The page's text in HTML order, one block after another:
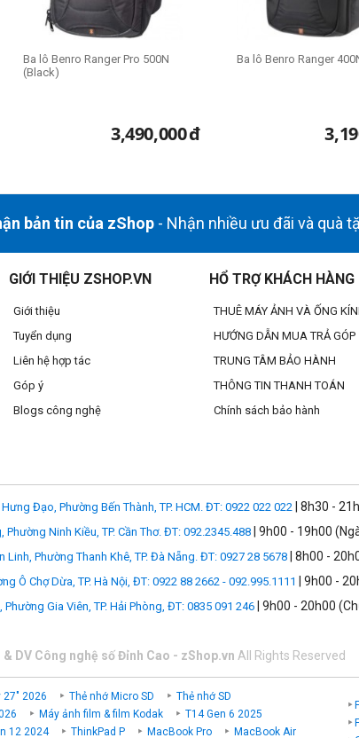
Ba lô Benro Ranger Pro 500N
(Black)
3,490,000đ
Ba lô Benro Ranger
bản tin của zShop - Nhận nhiều ưu đãi và quà
GIỚI THIỆU ZSHOP.VN
Giới thiệu
Tuyển dụng
Liên hệ hợp tác
Góp ý
Blogs công nghệ
HỔ TRỢ KHÁCH HÀNG
THUÊ MÁY ẢNH VÀ ỐNG
HƯỚNG DẪN MUA TRẢ GÓP
TRUNG TÂM BẢO HÀNH
THÔNG TIN THANH TOÁN
Chính sách bảo hành
Đạo, Phường Bến Thành, TP. HCM. ĐT: 0922 022 022 | 8h30 -
Phường Ninh Kiều, TP. Cần Thơ. ĐT: 092.2345.488 | 9h00 - 19h00
Linh, Phường Thanh Khê, TP. Đà Nẵng. ĐT: 0927 28 5678 | 8h00 -
Ô Chợ Dừa, TP. Hà Nội, ĐT: 0922 88 2662 - 092.995.1111
| 9h00 -
Phường Gia Viên, TP. Hải Phòng, ĐT: 0835 091 246 | 9h00 - 20h00
DV Công nghệ số Đỉnh Cao - zShop.vn All Rights Reserved
27" 2026 Thẻ nhớ Micro SD
Thẻ nhớ SD
Máy ảnh film & film Kodak
T14 Gen 6 2025
12 2024 ThinkPad P MacBook Pro MacBook Air